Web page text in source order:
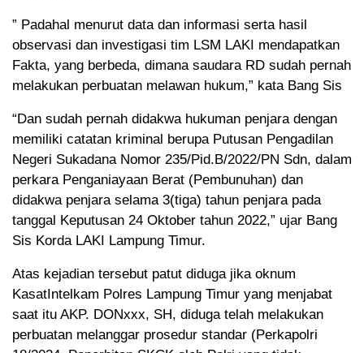
” Padahal menurut data dan informasi serta hasil
observasi dan investigasi tim LSM LAKI mendapatkan
Fakta, yang berbeda, dimana saudara RD sudah pernah
melakukan perbuatan melawan hukum,” kata Bang Sis
“Dan sudah pernah didakwa hukuman penjara dengan
memiliki catatan kriminal berupa Putusan Pengadilan
Negeri Sukadana Nomor 235/Pid.B/2022/PN Sdn, dalam
perkara Penganiayaan Berat (Pembunuhan) dan
didakwa penjara selama 3(tiga) tahun penjara pada
tanggal Keputusan 24 Oktober tahun 2022,” ujar Bang
Sis Korda LAKI Lampung Timur.
Atas kejadian tersebut patut diduga jika oknum
KasatIntelkam Polres Lampung Timur yang menjabat
saat itu AKP. DONxxx, SH, diduga telah melakukan
perbuatan melanggar prosedur standar (Perkapolri